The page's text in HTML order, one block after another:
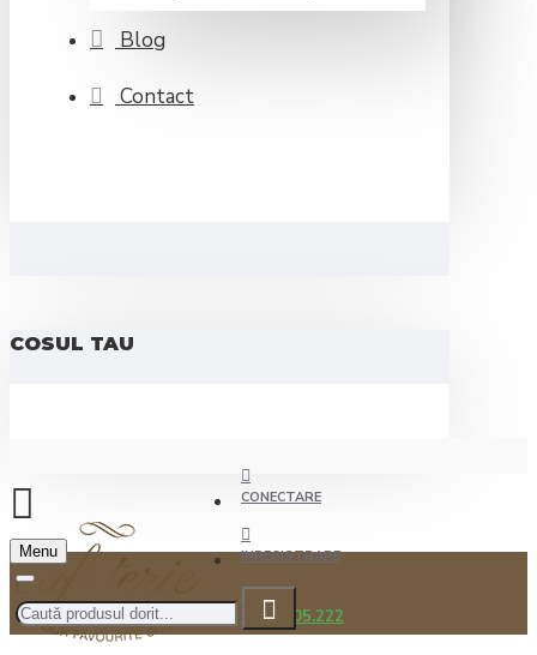
Blog
Contact
COSUL TAU
CONECTARE
INREGISTRARE
0722.505.222
Menu